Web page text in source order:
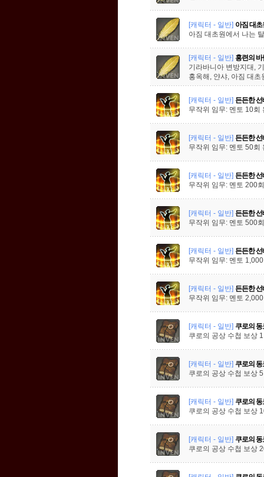
[캐릭터 - 일반] 아짐 대
아짐 대초원에서 나는
[캐릭터 - 일반] 홍련의
기라바니아 변방지대,
홍옥해, 얀샤, 아짐 대
[캐릭터 - 일반] 든든한
무작위 임무: 멘토 10회
[캐릭터 - 일반] 든든한
무작위 임무: 멘토 50회
[캐릭터 - 일반] 든든한
무작위 임무: 멘토 200
[캐릭터 - 일반] 든든한
무작위 임무: 멘토 500
[캐릭터 - 일반] 든든한
무작위 임무: 멘토
[캐릭터 - 일반] 든든한
무작위 임무: 멘토
[캐릭터 - 일반] 쿠로의
쿠로의 공상 수첩 보상
[캐릭터 - 일반] 쿠로의
쿠로의 공상 수첩 보상
[캐릭터 - 일반] 쿠로의
쿠로의 공상 수첩 보상
[캐릭터 - 일반] 쿠로의
쿠로의 공상 수첩 보상